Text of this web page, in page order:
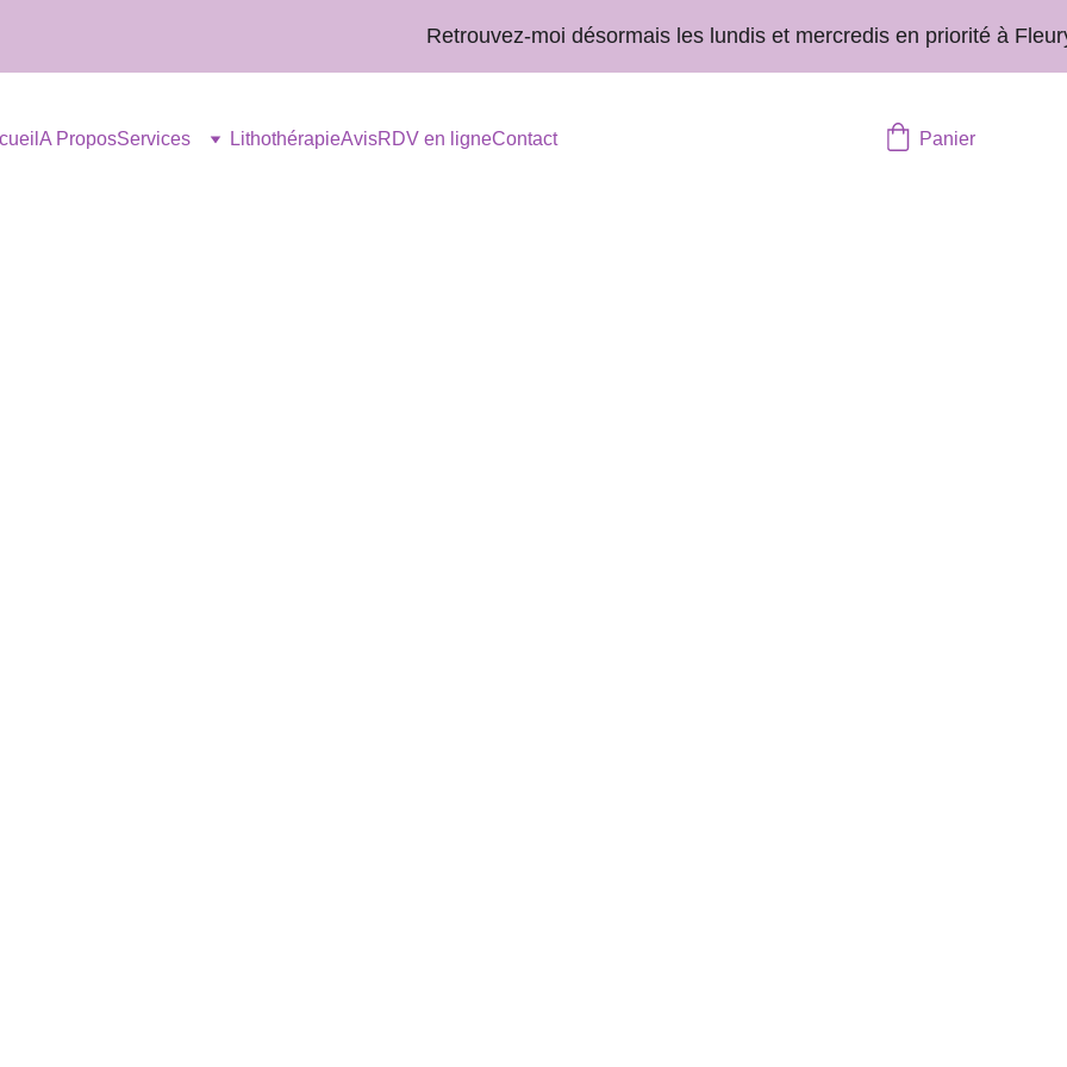
Retrouvez-moi désormais les lundis et mercredis en priorité à
A ProposServices LithothérapieAvisRDV en ligneContact Panier